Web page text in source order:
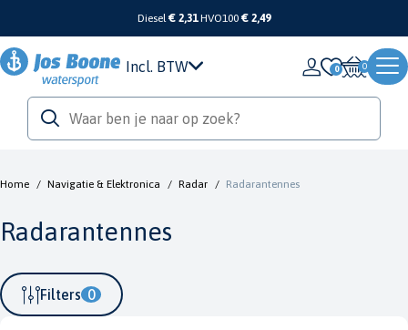
Diesel€ 2,31 HVO100 € 2,49
Incl. BTW 0
Home / Navigatie & Elektronica / Radar / Radarantennes
Radarantennes
Filters 0